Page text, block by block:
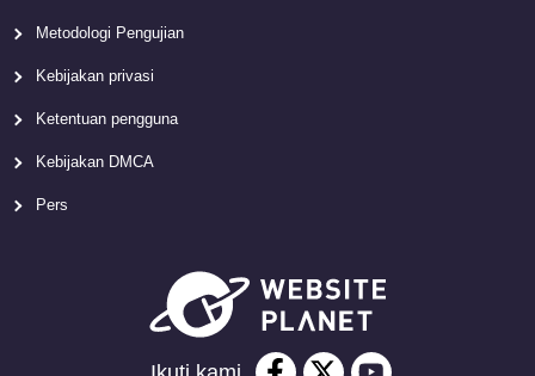
Metodologi Pengujian
Kebijakan privasi
Ketentuan pengguna
Kebijakan DMCA
Pers